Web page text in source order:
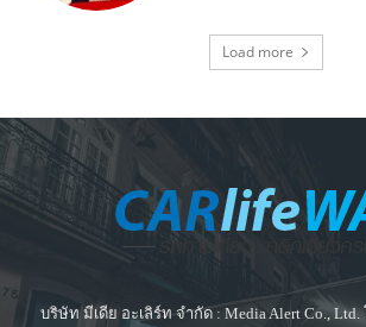
Load more
บริษัท มีเดีย อะเลิร์ท จำกัด : Media Alert Co.,